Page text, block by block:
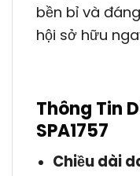
bền bỉ và
hội sở hữu
Thông Tin
SPA1757
Chiều dài